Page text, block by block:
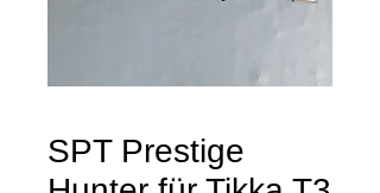
SPT Prestige